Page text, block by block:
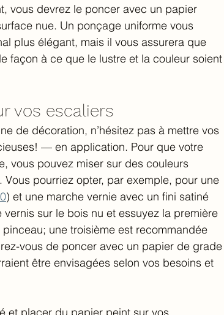
vous devrez le poncer avec un papier
nue. Un ponçage uniforme vous
plus élégant, mais il vous assurera que
façon à ce que le lustre et la couleur soient
vos escaliers
de décoration, n’hésitez pas à mettre vos
— en application. Pour que votre
vous pouvez miser sur des couleurs
pourriez opter, par exemple, pour une
) et une marche vernie avec un fini satiné
sur le bois nu et essuyez la première
une troisième est recommandée
vous de poncer avec un papier de grade
être envisagées selon vos besoins et